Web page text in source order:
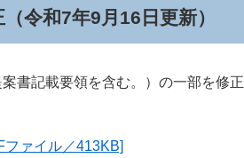
令和7年9月16日更新）
書記載要領を含む。）の一部を修正
ァイル／413KB]